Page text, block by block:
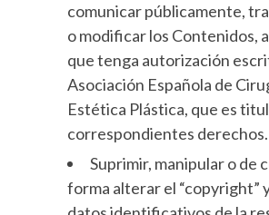
comunicar públicamente,
o modificar los Contenidos,
que tenga autorización
Asociación Española de
Estética Plástica, que es
correspondientes derechos.
Suprimir, manipular o de
forma alterar el “copyright”